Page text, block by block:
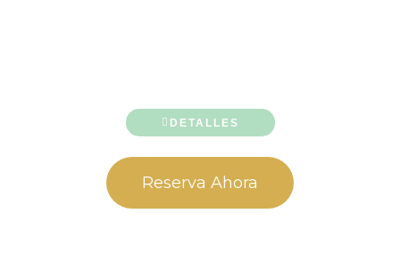
DETALLES
Reserva Ahora